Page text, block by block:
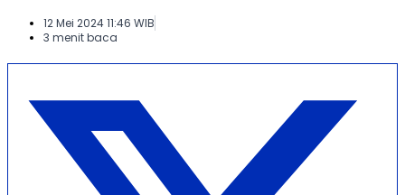
12 Mei 2024 11:46 WIB
3 menit baca